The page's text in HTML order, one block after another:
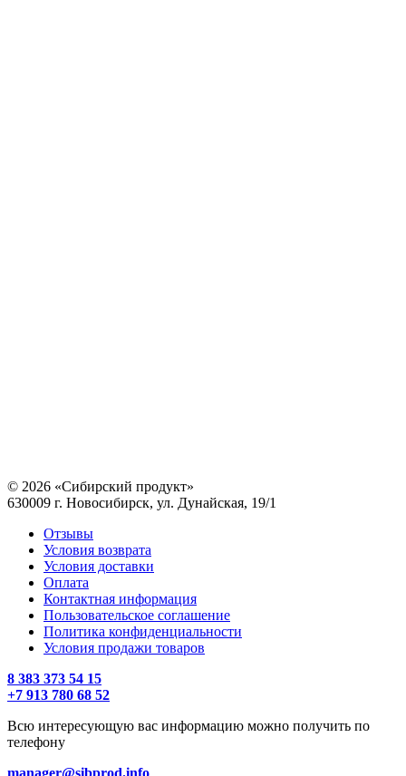
© 2026 «Сибирский продукт»
630009 г. Новосибирск, ул. Дунайская, 19/1
Отзывы
Условия возврата
Условия доставки
Оплата
Контактная информация
Пользовательское соглашение
Политика конфиденциальности
Условия продажи товаров
8 383 373 54 15
+7 913 780 68 52
Всю интересующую вас информацию можно получить по
телефону
manager@sibprod.info